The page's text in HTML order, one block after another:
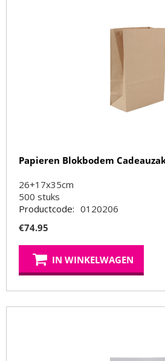
Papieren Blokbodem
26+17x35cm
500 stuks
Productcode: 0120206
€74.95
IN WINKELWAGEN